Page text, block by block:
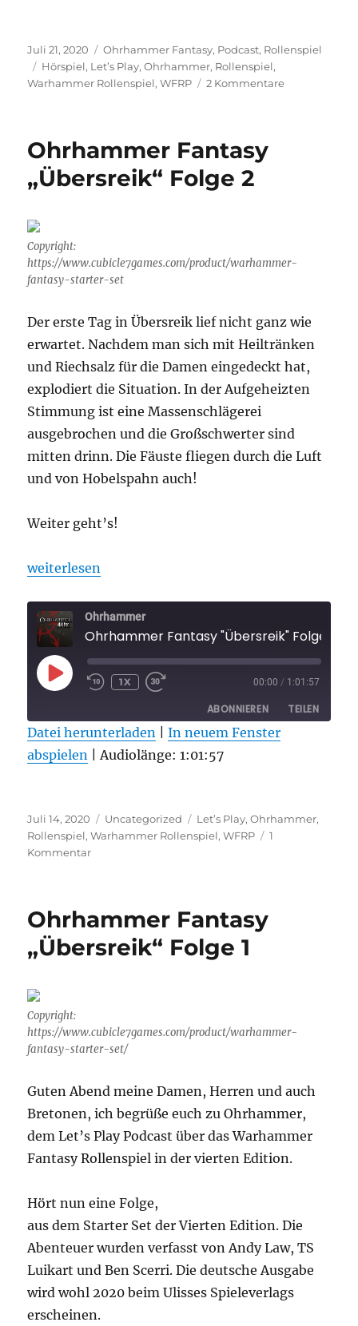
EMBED
Veröffentlicht
am
Juli 21, 2020 Kategorien
Ohrhammer Fantasy, Podcast, Rollenspiel
Schlagwörter
Hörspiel, Let’s Play,Ohrhammer, Rollenspiel,
Warhammer Rollenspiel,WFRP 2 Kommentarezu
Ohrhammer Fantasy
„Übersreik“ Folge 2
Copyright:
https://www.cubicle7games.com/product/warhammer-
fantasy-starter-set
Der erste Tag in Übersreik lief nicht ganz wie
erwartet. Nachdem man sich mit Heiltränken
und Riechsalz für die Damen eingedeckt hat,
explodiert die Situation. In der Aufgeheizten
Stimmung ist eine Massenschlägerei
ausgebrochen und die Großschwerter sind
mitten drinn. Die Fäuste fliegen durch die Luft
und von Hobelspahn auch!
Weiter geht’s!
„Ohrhammer Fantasy „Übersreik“ Folge 2“
weiterlesen
Ohrhammer
Ohrhammer Fantasy "Übersreik" Folge 2
PLAY
EPISODE
1X 00:00 / 1:01:57
ABONNIEREN TEILEN
RSS FEED
TEILEN
EMBED
Datei herunterladen |In neuem Fenster
abspielen
Audiolänge: 1:01:57
Veröffentlicht
am
Juli 14, 2020 Kategorien
Uncategorized Schlagwörter
Let’s Play,Ohrhammer,
Rollenspiel,Warhammer Rollenspiel,WFRP
1
Kommentarzu
Folge
Ohrhammer Fantasy
„Übersreik“ Folge 1
Copyright:
https://www.cubicle7games.com/product/warhammer-
fantasy-starter-set/
Guten Abend meine Damen, Herren und auch
Bretonen, ich begrüße euch zu Ohrhammer,
dem Let’s Play Podcast über das Warhammer
Fantasy Rollenspiel in der vierten Edition.
Hört nun eine Folge,
aus dem Starter Set der Vierten Edition. Die
Abenteuer wurden verfasst von Andy Law, TS
Luikart und Ben Scerri. Die deutsche Ausgabe
wird wohl 2020 beim Ulisses Spieleverlags
erscheinen.